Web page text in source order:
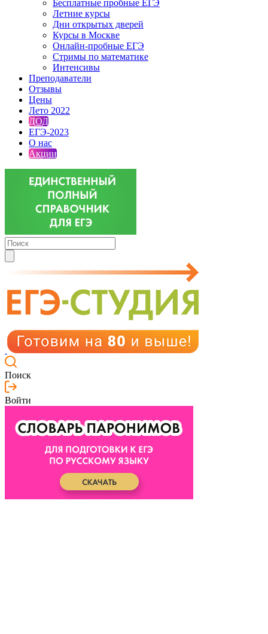
Бесплатные пробные ЕГЭ
Летние курсы
Дни открытых дверей
Курсы в Москве
Онлайн-пробные ЕГЭ
Стримы по математике
Интенсивы
Преподаватели
Отзывы
Цены
Лето 2022
ДОД
ЕГЭ-2023
О нас
Акции
Поиск
Войти